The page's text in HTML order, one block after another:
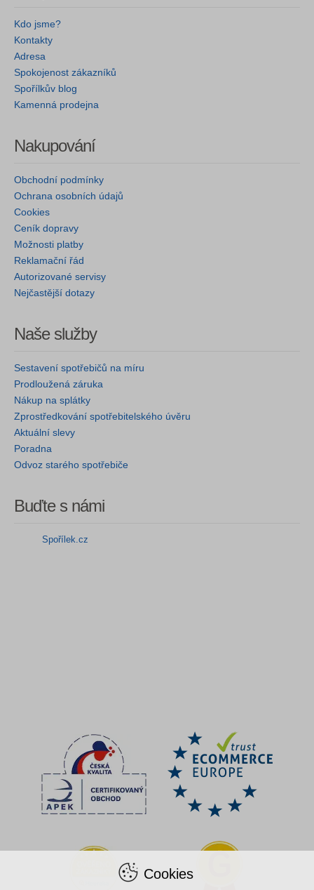
Kdo jsme?
Kontakty
Adresa
Spokojenost zákazníků
Spořílkův blog
Kamenná prodejna
Nakupování
Obchodní podmínky
Ochrana osobních údajů
Cookies
Ceník dopravy
Možnosti platby
Reklamační řád
Autorizované servisy
Nejčastější dotazy
Naše služby
Sestavení spotřebičů na míru
Prodloužená záruka
Nákup na splátky
Zprostředkování spotřebitelského úvěru
Aktuální slevy
Poradna
Odvoz starého spotřebiče
Buďte s námi
Spořílek.cz
Cookies